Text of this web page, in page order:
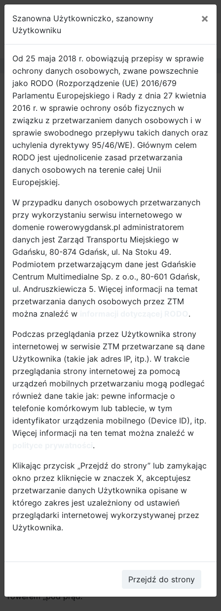
GDAŃSK
Strona główna Wiadomości
Rowerem „pod prąd” bezpiecznie!
Mieszkańcy Gdańska mogą poruszać się
rowerem pod prąd już po 127 ulicach. Kontra ruch
to wygodne i bezpieczne rozwiązanie
zapewniające spójność gdańskiej sieci tras
rowerowych.
Mieszkańcy Gdańska mogą poruszać się rowerem
pod prąd już po 127 ulicach. Kontra ruch to wygodne i
bezpieczne rozwiązanie zapewniające spójność
gdańskiej sieci tras rowerowych.
Gdańsk jest niekwestionowanym liderem w Polsce pod
względem długości dróg jednokierunkowych, po
których rowerzyści mogą jeździć „pod prąd”, obecnie
mieszkańcy Gdańska mają do dyspozycji ponad 24
km takich ulic. W tym roku jazdę rowerem w kierunku
przeciwnym do samochodów umożliwiono m.in. na
Suchaninie, Wzgórzu Mickiewicza oraz we Wrzeszczu.
Pierwszą gdańską ulicą objęta taką organizacją ruchu
w 2009 roku była ul. Ogarna. Od tej pory miasto
kolejnych ulicach, jednocześnie wprowadzając strefy
jednokierunkowych w Gdańsku będzie można jechać
rowerem „pod prąd.”
Szanowna Użytkowniczko, szanowny
Użytkowniku
×
Od 25 maja 2018 r. obowiązują przepisy w sprawie
ochrony danych osobowych, zwane powszechnie
jako RODO (Rozporządzenie (UE) 2016/679
Parlamentu Europejskiego i Rady z dnia 27 kwietnia
2016 r. w sprawie ochrony osób fizycznych w
związku z przetwarzaniem danych osobowych i w
sprawie swobodnego przepływu takich danych oraz
uchylenia dyrektywy 95/46/WE). Głównym celem
RODO jest ujednolicenie zasad przetwarzania
danych osobowych na terenie całej Unii
Europejskiej.
W przypadku danych osobowych przetwarzanych
przy wykorzystaniu serwisu internetowego w
domenie rowerowygdansk.pl administratorem
danych jest Zarząd Transportu Miejskiego w
Gdańsku, 80-874 Gdańsk, ul. Na Stoku 49.
Podmiotem przetwarzającym dane jest Gdańskie
Centrum Multimedialne Sp. z o.o., 80-601 Gdańsk,
ul. Andruszkiewicza 5. Więcej informacji na temat
przetwarzania danych osobowych przez ZTM
można znaleźć w
.
Podczas przeglądania przez Użytkownika strony
internetowej w serwisie ZTM przetwarzane są dane
Użytkownika (takie jak adres IP, itp.). W trakcie
przeglądania strony internetowej za pomocą
urządzeń mobilnych przetwarzaniu mogą podlegać
również dane takie jak: pewne informacje o
telefonie komórkowym lub tablecie, w tym
identyfikator urządzenia mobilnego (Device ID), itp.
Więcej informacji na ten temat można znaleźć w
.
Klikając przycisk „Przejdź do strony” lub zamykając
okno przez kliknięcie w znaczek X, akceptujesz
przetwarzanie danych Użytkownika opisane w
którego zakres jest uzależniony od ustawień
przeglądarki internetowej wykorzystywanej przez
Użytkownika.
Przejdź do strony